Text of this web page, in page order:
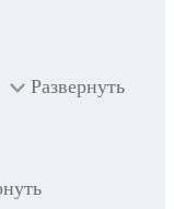
Развернуть